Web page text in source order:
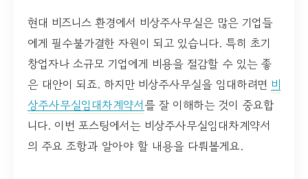
현대 비즈니스 환경에서 비상주사무실은 많은 기업들
에게 필수불가결한 자원이 되고 있습니다. 특히 초기
창업자나 소규모 기업에게 비용을 절감할 수 있는 좋
은 대안이 되죠. 하지만 비상주사무실을 임대하려면 비
상주사무실임대차계약서를 잘 이해하는 것이 중요합
니다. 이번 포스팅에서는 비상주사무실임대차계약서
의 주요 조항과 알아야 할 내용을 다뤄볼게요.